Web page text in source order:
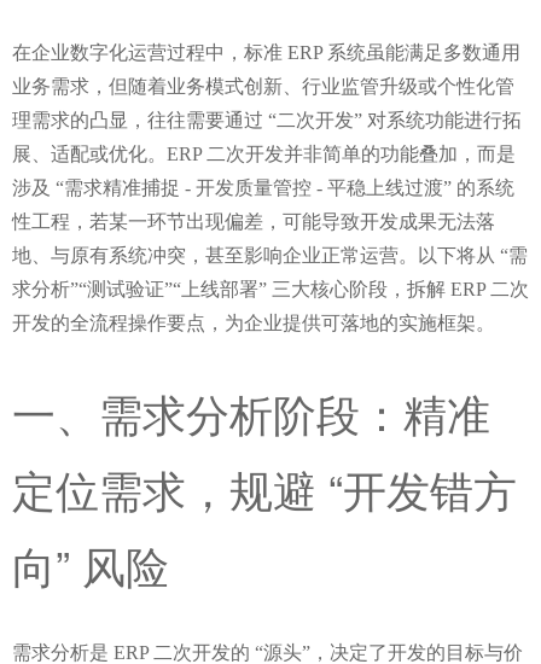
在企业数字化运营过程中，标准 ERP 系统虽能满足多数通用
业务需求，但随着业务模式创新、行业监管升级或个性化管
理需求的凸显，往往需要通过 “二次开发” 对系统功能进行拓
展、适配或优化。ERP 二次开发并非简单的功能叠加，而是
涉及 “需求精准捕捉 - 开发质量管控 - 平稳上线过渡” 的系统
性工程，若某一环节出现偏差，可能导致开发成果无法落
地、与原有系统冲突，甚至影响企业正常运营。以下将从 “需
求分析”“测试验证”“上线部署” 三大核心阶段，拆解 ERP 二次
开发的全流程操作要点，为企业提供可落地的实施框架。
一、需求分析阶段：精准
定位需求，规避 “开发错方
向” 风险
需求分析是 ERP 二次开发的 “源头”，决定了开发的目标与价